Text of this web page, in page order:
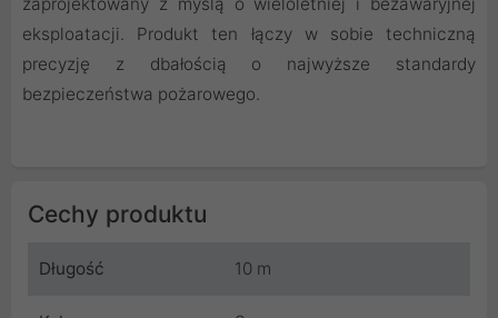
eksploatacji. Produkt ten łączy w sobie techniczną
precyzję z dbałością o najwyższe standardy
bezpieczeństwa pożarowego.
Cechy produktu
Długość 10 m